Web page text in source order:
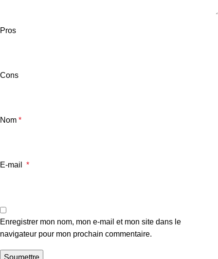
Pros
Cons
Nom *
E-mail *
Enregistrer mon nom, mon e-mail et mon site dans le
navigateur pour mon prochain commentaire.